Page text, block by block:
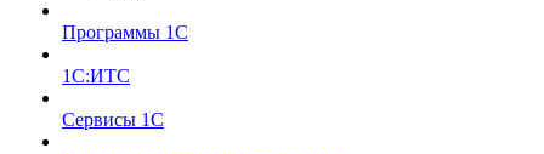
Программы 1С
1С:ИТС
Сервисы 1С